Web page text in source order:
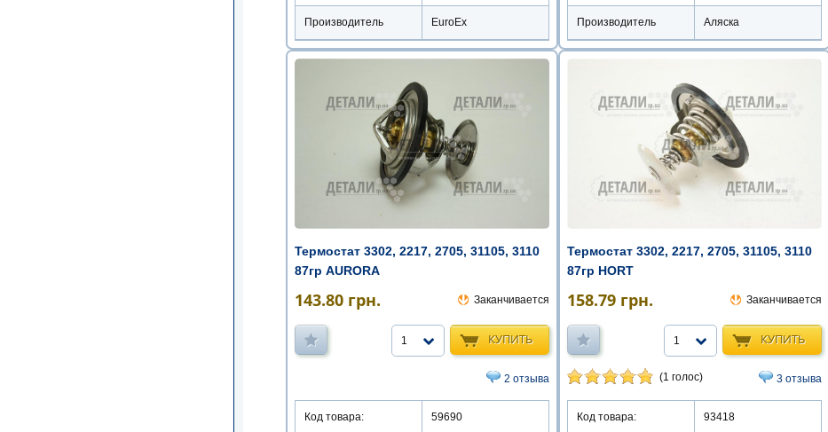
Производитель EuroEx Производитель Аляска
Термостат 3302, 2217, 2705, 31105, 3110
87гр AURORA
143.80 грн. Заканчивается
КУПИТЬ
1
2 отзыва
Код товара: 59690
Термостат 3302, 2217, 2705, 31105, 3110
87гр HORT
158.79 грн. Заканчивается
КУПИТЬ
1
(1 голос) 3 отзыва
Код товара: 93418